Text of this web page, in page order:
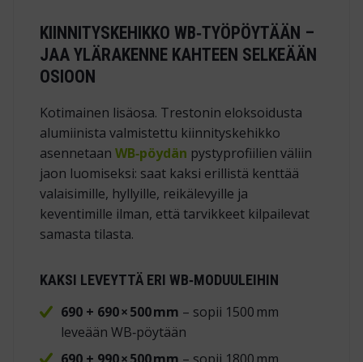
KIINNITYSKEHIKKO WB‑TYÖPÖYTÄÄN –
JAA YLÄRAKENNE KAHTEEN SELKEÄÄN
OSIOON
Kotimainen lisäosa. Trestonin eloksoidusta
alumiinista valmistettu kiinnityskehikko
asennetaan WB‑pöydän pystyprofiilien väliin
jaon luomiseksi: saat kaksi erillistä kenttää
valaisimille, hyllyille, reikälevyille ja
keventimille ilman, että tarvikkeet kilpailevat
samasta tilasta.
KAKSI LEVEYTTÄ ERI WB‑MODUULEIHIN
690 + 690 × 500 mm – sopii 1500 mm
leveään WB‑pöytään